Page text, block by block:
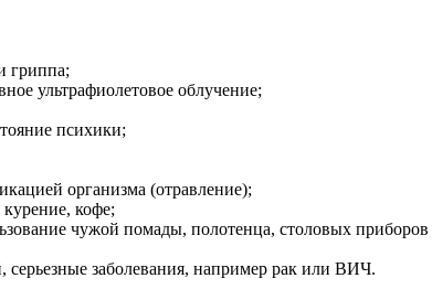
гриппа;
ультрафиолетовое облучение;
психики;
организма (отравление);
кофе;
чужой помады, полотенца, столовых приборов
заболевания, например рак или ВИЧ.